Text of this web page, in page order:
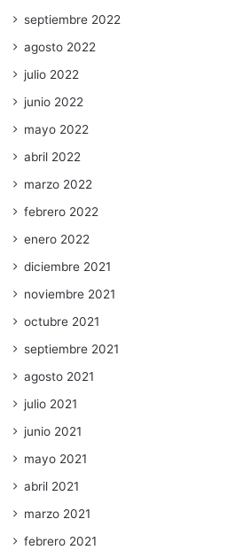
septiembre 2022
agosto 2022
julio 2022
junio 2022
mayo 2022
abril 2022
marzo 2022
febrero 2022
enero 2022
diciembre 2021
noviembre 2021
octubre 2021
septiembre 2021
agosto 2021
julio 2021
junio 2021
mayo 2021
abril 2021
marzo 2021
febrero 2021